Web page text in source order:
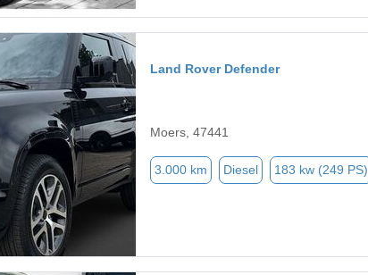
Land Rover Defender
Moers, 47441
3.000 km Diesel 183 kw (249 PS)